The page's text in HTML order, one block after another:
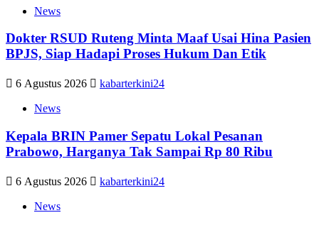
News
Dokter RSUD Ruteng Minta Maaf Usai Hina Pasien
BPJS, Siap Hadapi Proses Hukum Dan Etik
6 Agustus 2026 kabarterkini24
News
Kepala BRIN Pamer Sepatu Lokal Pesanan
Prabowo, Harganya Tak Sampai Rp 80 Ribu
6 Agustus 2026 kabarterkini24
News